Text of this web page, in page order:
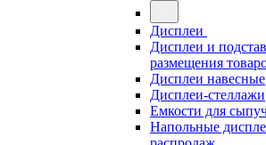
Дисплеи
Дисплеи и
размещения
Дисплеи навесные
Дисплеи-стеллажи
Емкости для
Напольные